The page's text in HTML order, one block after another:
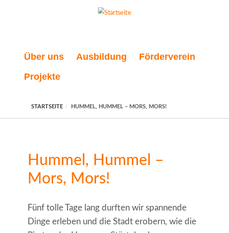
Über uns Ausbildung
Förderverein
Projekte
STARTSEITE HUMMEL, HUMMEL – MORS, MORS!
Hummel, Hummel –
Mors, Mors!
Fünf tolle Tage lang durften wir spannende
Dinge erleben und die Stadt erobern, wie die